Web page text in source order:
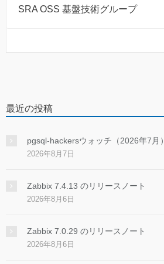
SRA OSS 基盤技術グループ
最近の投稿
pgsql-hackersウォッチ（2026年7月）
2026年8月7日
Zabbix 7.4.13 のリリースノート
2026年8月6日
Zabbix 7.0.29 のリリースノート
2026年8月6日